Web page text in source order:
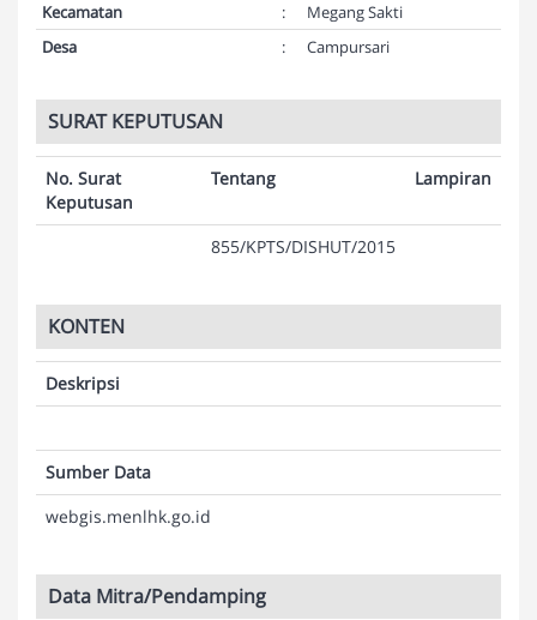
Kecamatan
:
Megang Sakti
Desa
: Campursari
SURAT KEPUTUSAN
No. Surat
Keputusan
Tentang Lampiran
855/KPTS/DISHUT/2015
KONTEN
Deskripsi
Sumber Data
webgis.menlhk.go.id
Data Mitra/Pendamping